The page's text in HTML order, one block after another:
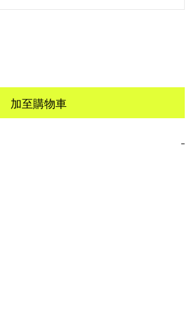
加至購物車
−